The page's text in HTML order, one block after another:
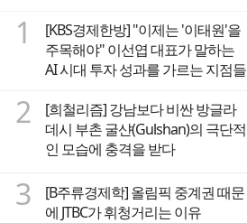
1
[KBS경제한방] "이제는 '이태원'을
주목해야" 이선엽 대표가 말하는
AI 시대 투자 성과를 가르는 지점들
2
[희철리즘] 강남보다 비싼 방글라
데시 부촌 굴샨(Gulshan)의 극단적
인 모습에 충격을 받다
3
[B주류경제학] 올림픽 중계권 때문
에 JTBC가 휘청거리는 이유